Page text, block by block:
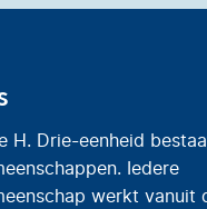
H. Drie-eenheid
Iedere
werkt vanuit